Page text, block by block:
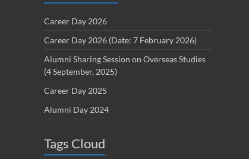
Career Day 2026
Career Day 2026 (Date: 7 February 2026)
Alumni Sharing Session on Overseas Studies
(4 September, 2025)
Career Day 2025
Alumni Day 2024
Tags Cloud